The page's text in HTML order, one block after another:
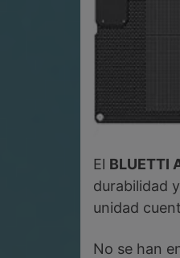
El BLUETTI
durabilidad
unidad
No se han